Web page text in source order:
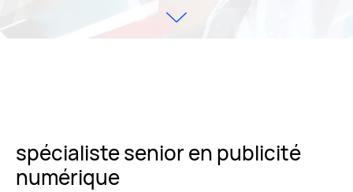
spécialiste senior en publicité
numérique